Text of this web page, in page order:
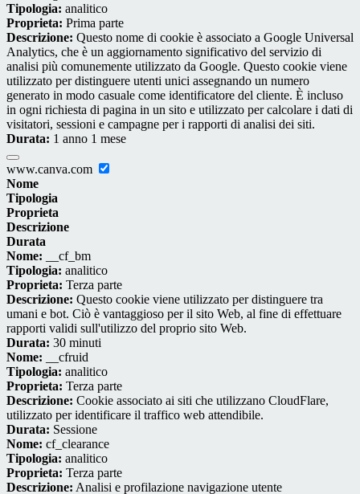
Tipologia: analitico
Proprieta: Prima parte
Descrizione: Questo nome di cookie è associato a Google Universal
Analytics, che è un aggiornamento significativo del servizio di
analisi più comunemente utilizzato da Google. Questo cookie viene
utilizzato per distinguere utenti unici assegnando un numero
generato in modo casuale come identificatore del cliente. È incluso
in ogni richiesta di pagina in un sito e utilizzato per calcolare i dati di
visitatori, sessioni e campagne per i rapporti di analisi dei siti.
Durata: 1 anno 1 mese
www.canva.com
Nome
Tipologia
Proprieta
Descrizione
Durata
Nome: __cf_bm
Tipologia: analitico
Proprieta: Terza parte
Descrizione: Questo cookie viene utilizzato per distinguere tra
umani e bot. Ciò è vantaggioso per il sito Web, al fine di effettuare
rapporti validi sull'utilizzo del proprio sito Web.
Durata: 30 minuti
Nome: __cfruid
Tipologia: analitico
Proprieta: Terza parte
Descrizione: Cookie associato ai siti che utilizzano CloudFlare,
utilizzato per identificare il traffico web attendibile.
Durata: Sessione
Nome: cf_clearance
Tipologia: analitico
Proprieta: Terza parte
Descrizione: Analisi e profilazione navigazione utente